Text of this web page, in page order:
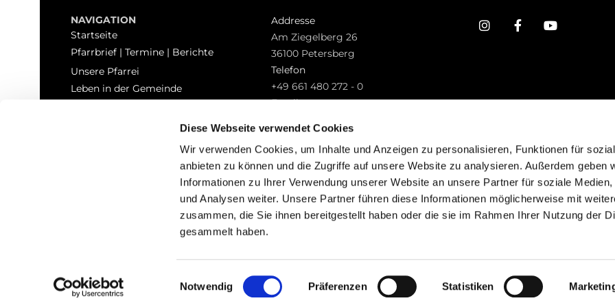
Diese Webseite verwendet Cookies
Wir verwenden Cookies, um Inhalte und Anzeigen zu personalisieren, Funktionen für
anbieten zu können und die Zugriffe auf unsere Website zu analysieren. Außerdem geben
Informationen zu Ihrer Verwendung unserer Website an unsere Partner für soziale Medien,
und Analysen weiter. Unsere Partner führen diese Informationen möglicherweise mit
zusammen, die Sie ihnen bereitgestellt haben oder die sie im Rahmen Ihrer Nutzung der
gesammelt haben.
Einwilligungsauswahl
Notwendig Präferenzen Statistiken
NAVIGATION
Startseite
Pfarrbrief | Termine | Berichte
Unsere Pfarrei
Leben in der Gemeinde
Addresse
Am Ziegelberg 26
36100 Petersberg
Telefon
+49 661 480 272 - 0
Email
Impressum Datenschutzerklärung ChurchDesk-